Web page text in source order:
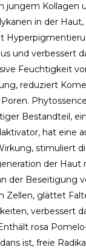
jungem Kollagen
in der
und verbessert
Feuchtigkeit
reduziert
Bestandteil,
hat eine
stimuliert
der Haut
der Beseitigung
Zellen, glättet
verbessert
rosa
ist, freie